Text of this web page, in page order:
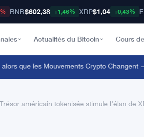
BNB$602,38 +1,46% XRP$1,04 +0,43%
Actualités du Bitcoin Cours
que les Mouvements Crypto Changent —
américain tokenisée stimule l’élan de